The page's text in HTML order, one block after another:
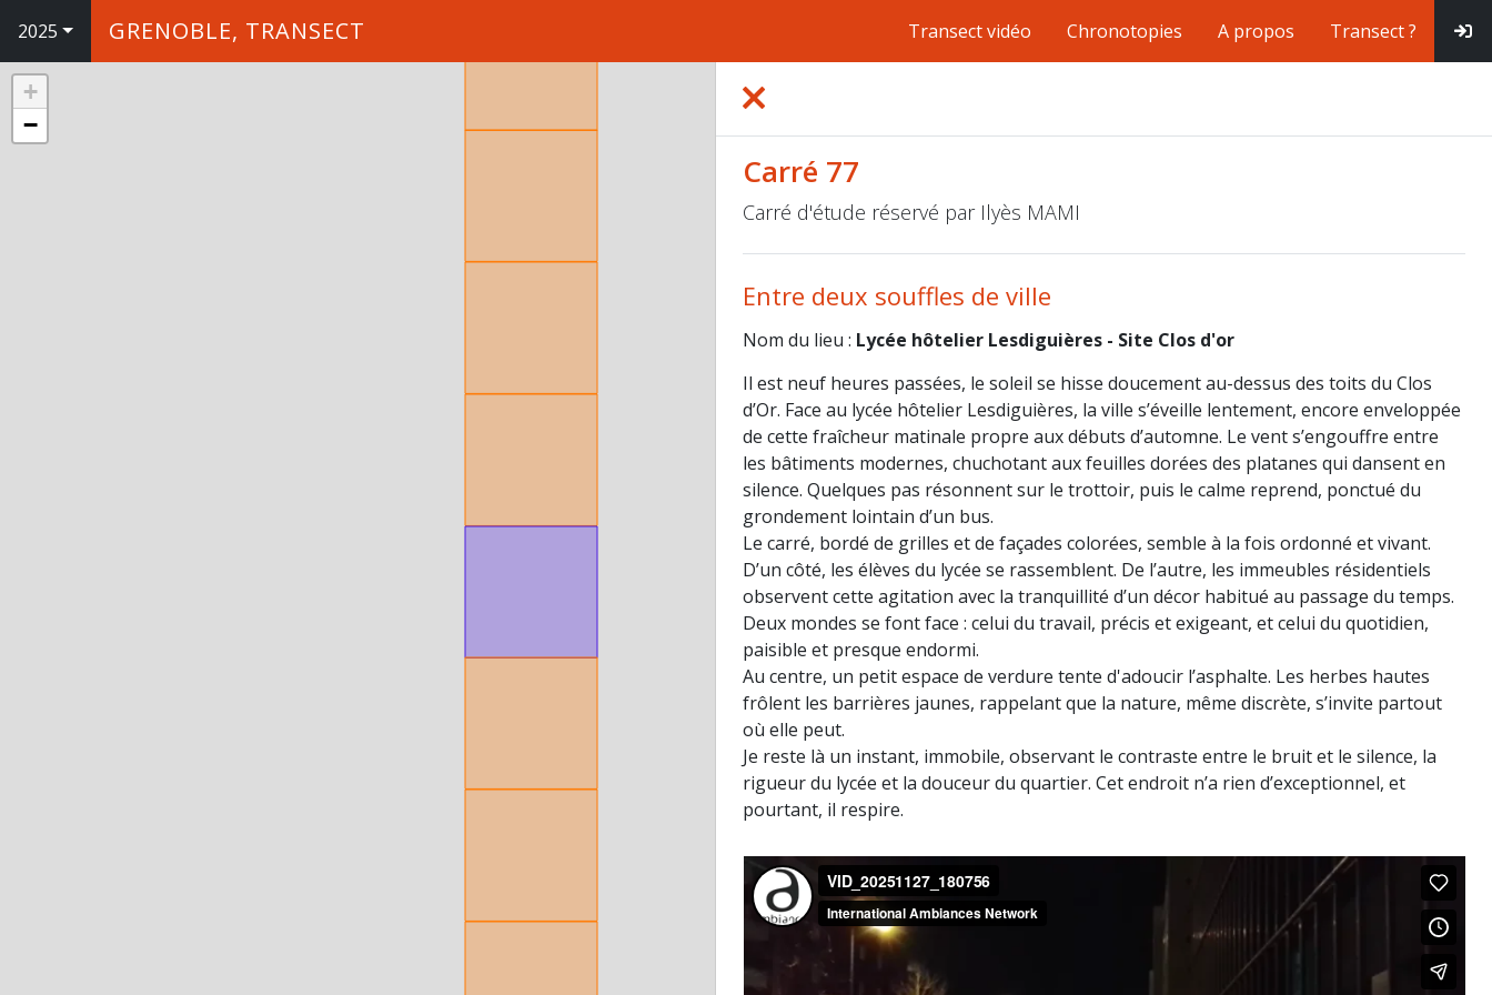
2025 GRENOBLE, TRANSECT Transect vidéo Chronotopies A propos Transect ?
+
−
Carré 77
Carré d'étude réservé par Ilyès MAMI
Entre deux souffles de ville
Nom du lieu : Lycée hôtelier Lesdiguières - Site Clos d'or
Il est neuf heures passées, le soleil se hisse doucement au-dessus des toits du Clos
d’Or. Face au lycée hôtelier Lesdiguières, la ville s’éveille lentement, encore enveloppée
de cette fraîcheur matinale propre aux débuts d’automne. Le vent s’engouffre entre
les bâtiments modernes, chuchotant aux feuilles dorées des platanes qui dansent en
silence. Quelques pas résonnent sur le trottoir, puis le calme reprend, ponctué du
grondement lointain d’un bus.
Le carré, bordé de grilles et de façades colorées, semble à la fois ordonné et vivant.
D’un côté, les élèves du lycée se rassemblent. De l’autre, les immeubles résidentiels
observent cette agitation avec la tranquillité d’un décor habitué au passage du temps.
Deux mondes se font face : celui du travail, précis et exigeant, et celui du quotidien,
paisible et presque endormi.
Au centre, un petit espace de verdure tente d'adoucir l’asphalte. Les herbes hautes
frôlent les barrières jaunes, rappelant que la nature, même discrète, s’invite partout
où elle peut.
Je reste là un instant, immobile, observant le contraste entre le bruit et le silence, la
rigueur du lycée et la douceur du quartier. Cet endroit n’a rien d’exceptionnel, et
pourtant, il respire.